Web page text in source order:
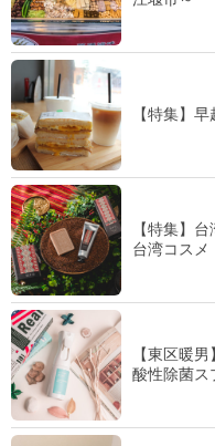
【特集】
【特集】
台湾コスメ
【東区暖
酸性除菌ス